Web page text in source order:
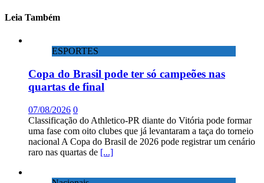
Leia Também
ESPORTES
Copa do Brasil pode ter só campeões nas
quartas de final
07/08/2026 0
Classificação do Athletico-PR diante do Vitória pode formar
uma fase com oito clubes que já levantaram a taça do torneio
nacional A Copa do Brasil de 2026 pode registrar um cenário
raro nas quartas de [...]